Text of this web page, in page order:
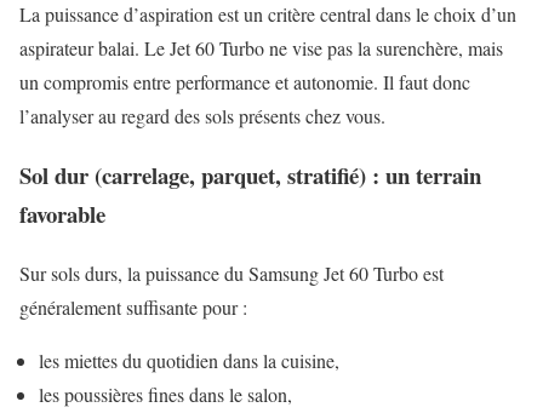
La puissance d’aspiration est un critère central dans le choix d’un
aspirateur balai. Le Jet 60 Turbo ne vise pas la surenchère, mais
un compromis entre performance et autonomie. Il faut donc
l’analyser au regard des sols présents chez vous.
Sol dur (carrelage, parquet, stratifié) : un terrain
favorable
Sur sols durs, la puissance du Samsung Jet 60 Turbo est
généralement suffisante pour :
les miettes du quotidien dans la cuisine,
les poussières fines dans le salon,